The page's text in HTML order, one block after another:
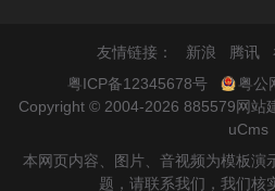
友情链接： 新浪 腾讯
粤ICP备12345678号
粤公
Copyright © 2004-2026 885579网站
uCms
本网页内容、图片、音视频为模板演
题，请联系我们，我们核